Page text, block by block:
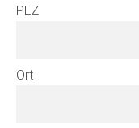
PLZ
Ort